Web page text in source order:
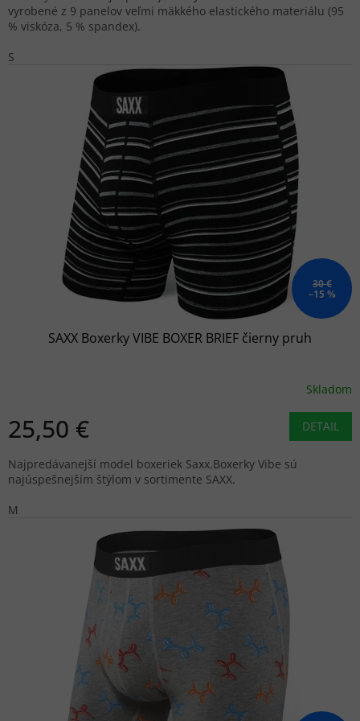
vyrobené z 9 panelov veľmi mäkkého elastického materiálu (95
% viskóza, 5 % spandex).
S
30 €
–15 %
SAXX Boxerky VIBE BOXER BRIEF čierny pruh
Skladom
25,50 € DETAIL
Najpredávanejší model boxeriek Saxx.Boxerky Vibe sú
najúspešnejším štýlom v sortimente SAXX.
M